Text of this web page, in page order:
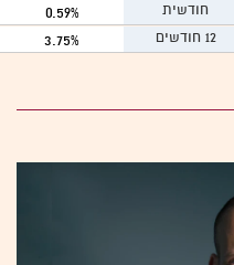
חודשית 0.59%
12 חודשים 3.75%